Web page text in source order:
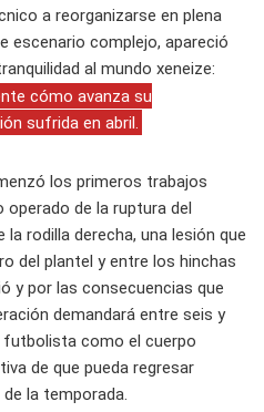
a reorganizarse en plena
escenario complejo, apareció
al mundo xeneize:
cómo avanza su
sufrida en abril.
los primeros trabajos
de la ruptura del
rodilla derecha, una lesión que
del plantel y entre los hinchas
y por las consecuencias que
demandará entre seis y
como el cuerpo
de que pueda regresar
la temporada.